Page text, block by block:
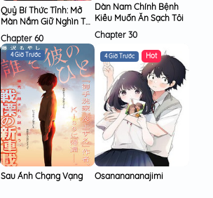
Quỷ Bí Thức Tỉnh: Mở
Màn Nắm Giữ Nghìn Tỷ
Quỷ Tệ
Chapter 60
Dàn Nam Chính Bệnh
Kiều Muốn Ăn Sạch Tôi
Chapter 30
4 Giờ Trước
Sau Ánh Chạng Vạng
4 Giờ Trước
Osananananajimi